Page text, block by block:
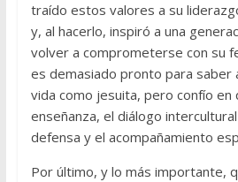
traído estos valores a su
y, al hacerlo, inspiró a una
volver a comprometerse con su
es demasiado pronto para saber
vida como jesuita, pero confío en
enseñanza, el diálogo
defensa y el acompañamiento
Por último, y lo más importante,